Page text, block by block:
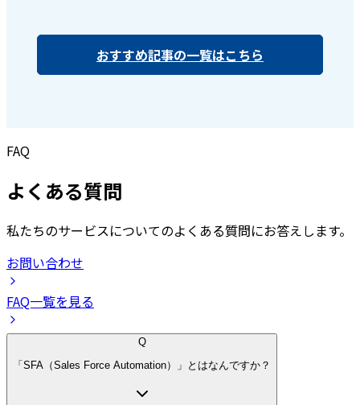
おすすめ記事の一覧はこちら
FAQ
よくある質問
私たちのサービスについてのよくある質問にお答えします。
お問い合わせ
FAQ一覧を見る
Q
「SFA（Sales Force Automation）」とはなんですか？